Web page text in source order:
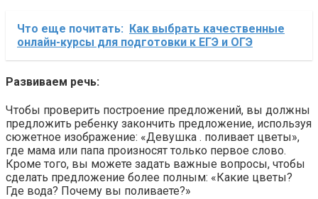
Что еще почитать: Как выбрать качественные
онлайн-курсы для подготовки к ЕГЭ и ОГЭ
Развиваем речь:
Чтобы проверить построение предложений, вы должны
предложить ребенку закончить предложение, используя
сюжетное изображение: «Девушка . поливает цветы»,
где мама или папа произносят только первое слово.
Кроме того, вы можете задать важные вопросы, чтобы
сделать предложение более полным: «Какие цветы?
Где вода? Почему вы поливаете?»